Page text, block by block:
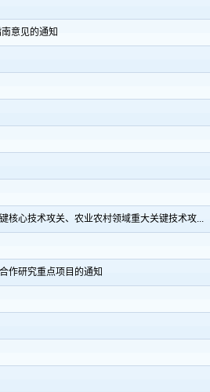
意见的通知
核心技术攻关、农业农村领域重大关键技术攻...
作研究重点项目的通知